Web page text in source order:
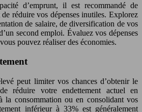
d’emprunt, il est recommandé de
réduire vos dépenses inutiles. Explorez
de salaire, de diversification de vos
second emploi. Évaluez vos dépenses
pouvez réaliser des économies.
peut limiter vos chances d’obtenir le
réduire votre endettement actuel en
la consommation ou en consolidant vos
inférieur à 33% est généralement